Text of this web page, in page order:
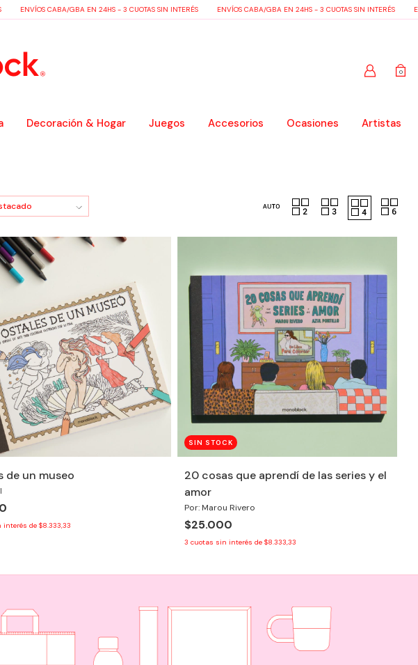
ENVÍOS CABA/GBA EN 24HS - 3 CUOTAS SIN INTERÉS ENVÍOS CABA/GBA EN 24HS - 3 CUOTAS SIN INTERÉS
0
Decoración & Hogar Juegos Accesorios Ocasiones Artistas
de un museo
interés de $8.333,33
SIN STOCK
20 cosas que aprendí de las series y el
amor
Por: Marou Rivero
$25.000
3 cuotas sin interés de$8.333,33